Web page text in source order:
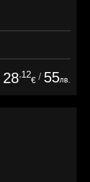
28.12
€ / 55лв.